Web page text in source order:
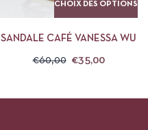
CHOIX DES OPTIONS
SANDALE CAFÉ VANESSA WU
€60,00 €35,00